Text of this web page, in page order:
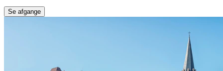
Se afgange